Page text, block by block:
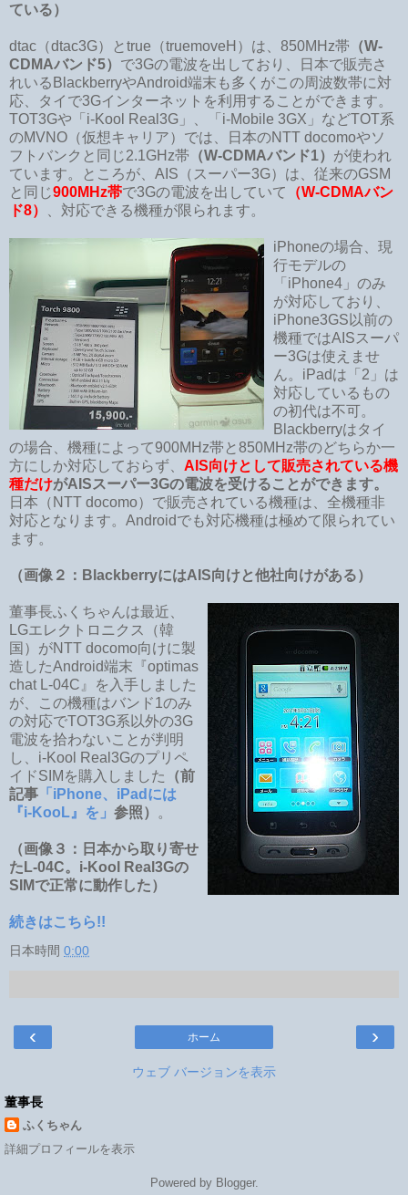
ている）
dtac（dtac3G）とtrue（truemoveH）は、850MHz帯 （W-
CDMAバンド5） で3Gの電波を出しており、日本で販売さ
れいるBlackberryやAndroid端末も多くがこの周波数帯に対
応、タイで3Gインターネットを利用することができます。
TOT3Gや「i-Kool Real3G」、「i-Mobile 3GX」などTOT系
のMVNO（仮想キャリア）では、日本のNTT docomoやソ
フトバンクと同じ2.1GHz帯 （W-CDMAバンド1） が使われ
ています。ところが、AIS（スーパー3G）は、従来のGSM
と同じ900MHz帯で3Gの電波を出していて
（W-CDMAバン
ド8）
、対応できる機種が限られます。
iPhoneの場合、現
行モデルの
「iPhone4」のみ
が対応しており、
iPhone3GS以前の
機種ではAISスーパ
ー3Gは使えませ
ん。iPadは「2」は
対応しているもの
の初代は不可。
Blackberryはタイ
の場合、機種によって900MHz帯と850MHz帯のどちらか一
方にしか対応しておらず、 AIS向けとして販売されている機
種だけがAISスーパー3Gの電波を受けることができます。
日本（NTT docomo）で販売されている機種は、全機種非
対応となります。Androidでも対応機種は極めて限られてい
ます。
（画像２：BlackberryにはAIS向けと他社向けがある）
董事長ふくちゃんは最近、
LGエレクトロニクス（韓
国）がNTT docomo向けに製
造したAndroid端末『optimas
chat L-04C』を入手しました
が、この機種はバンド1のみ
の対応でTOT3G系以外の3G
電波を拾わないことが判明
し、i-Kool Real3Gのプリペ
イドSIMを購入しました
（前
記事 「iPhone、iPadには
『i-KooL』を」 参照） 。
（画像３：日本から取り寄せ
たL-04C。i-Kool Real3Gの
SIMで正常に動作した）
続きはこちら!!
日本時間 0:00
‹ ›
ホーム
ウェブ バージョンを表示
董事長
ふくちゃん
詳細プロフィールを表示
Powered by Blogger.